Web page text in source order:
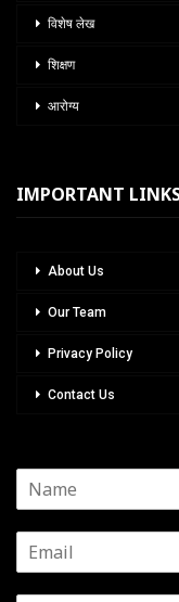
विशेष लेख
शिक्षण
आरोग्य
IMPORTANT
About Us
Our Team
Privacy Policy
Contact Us